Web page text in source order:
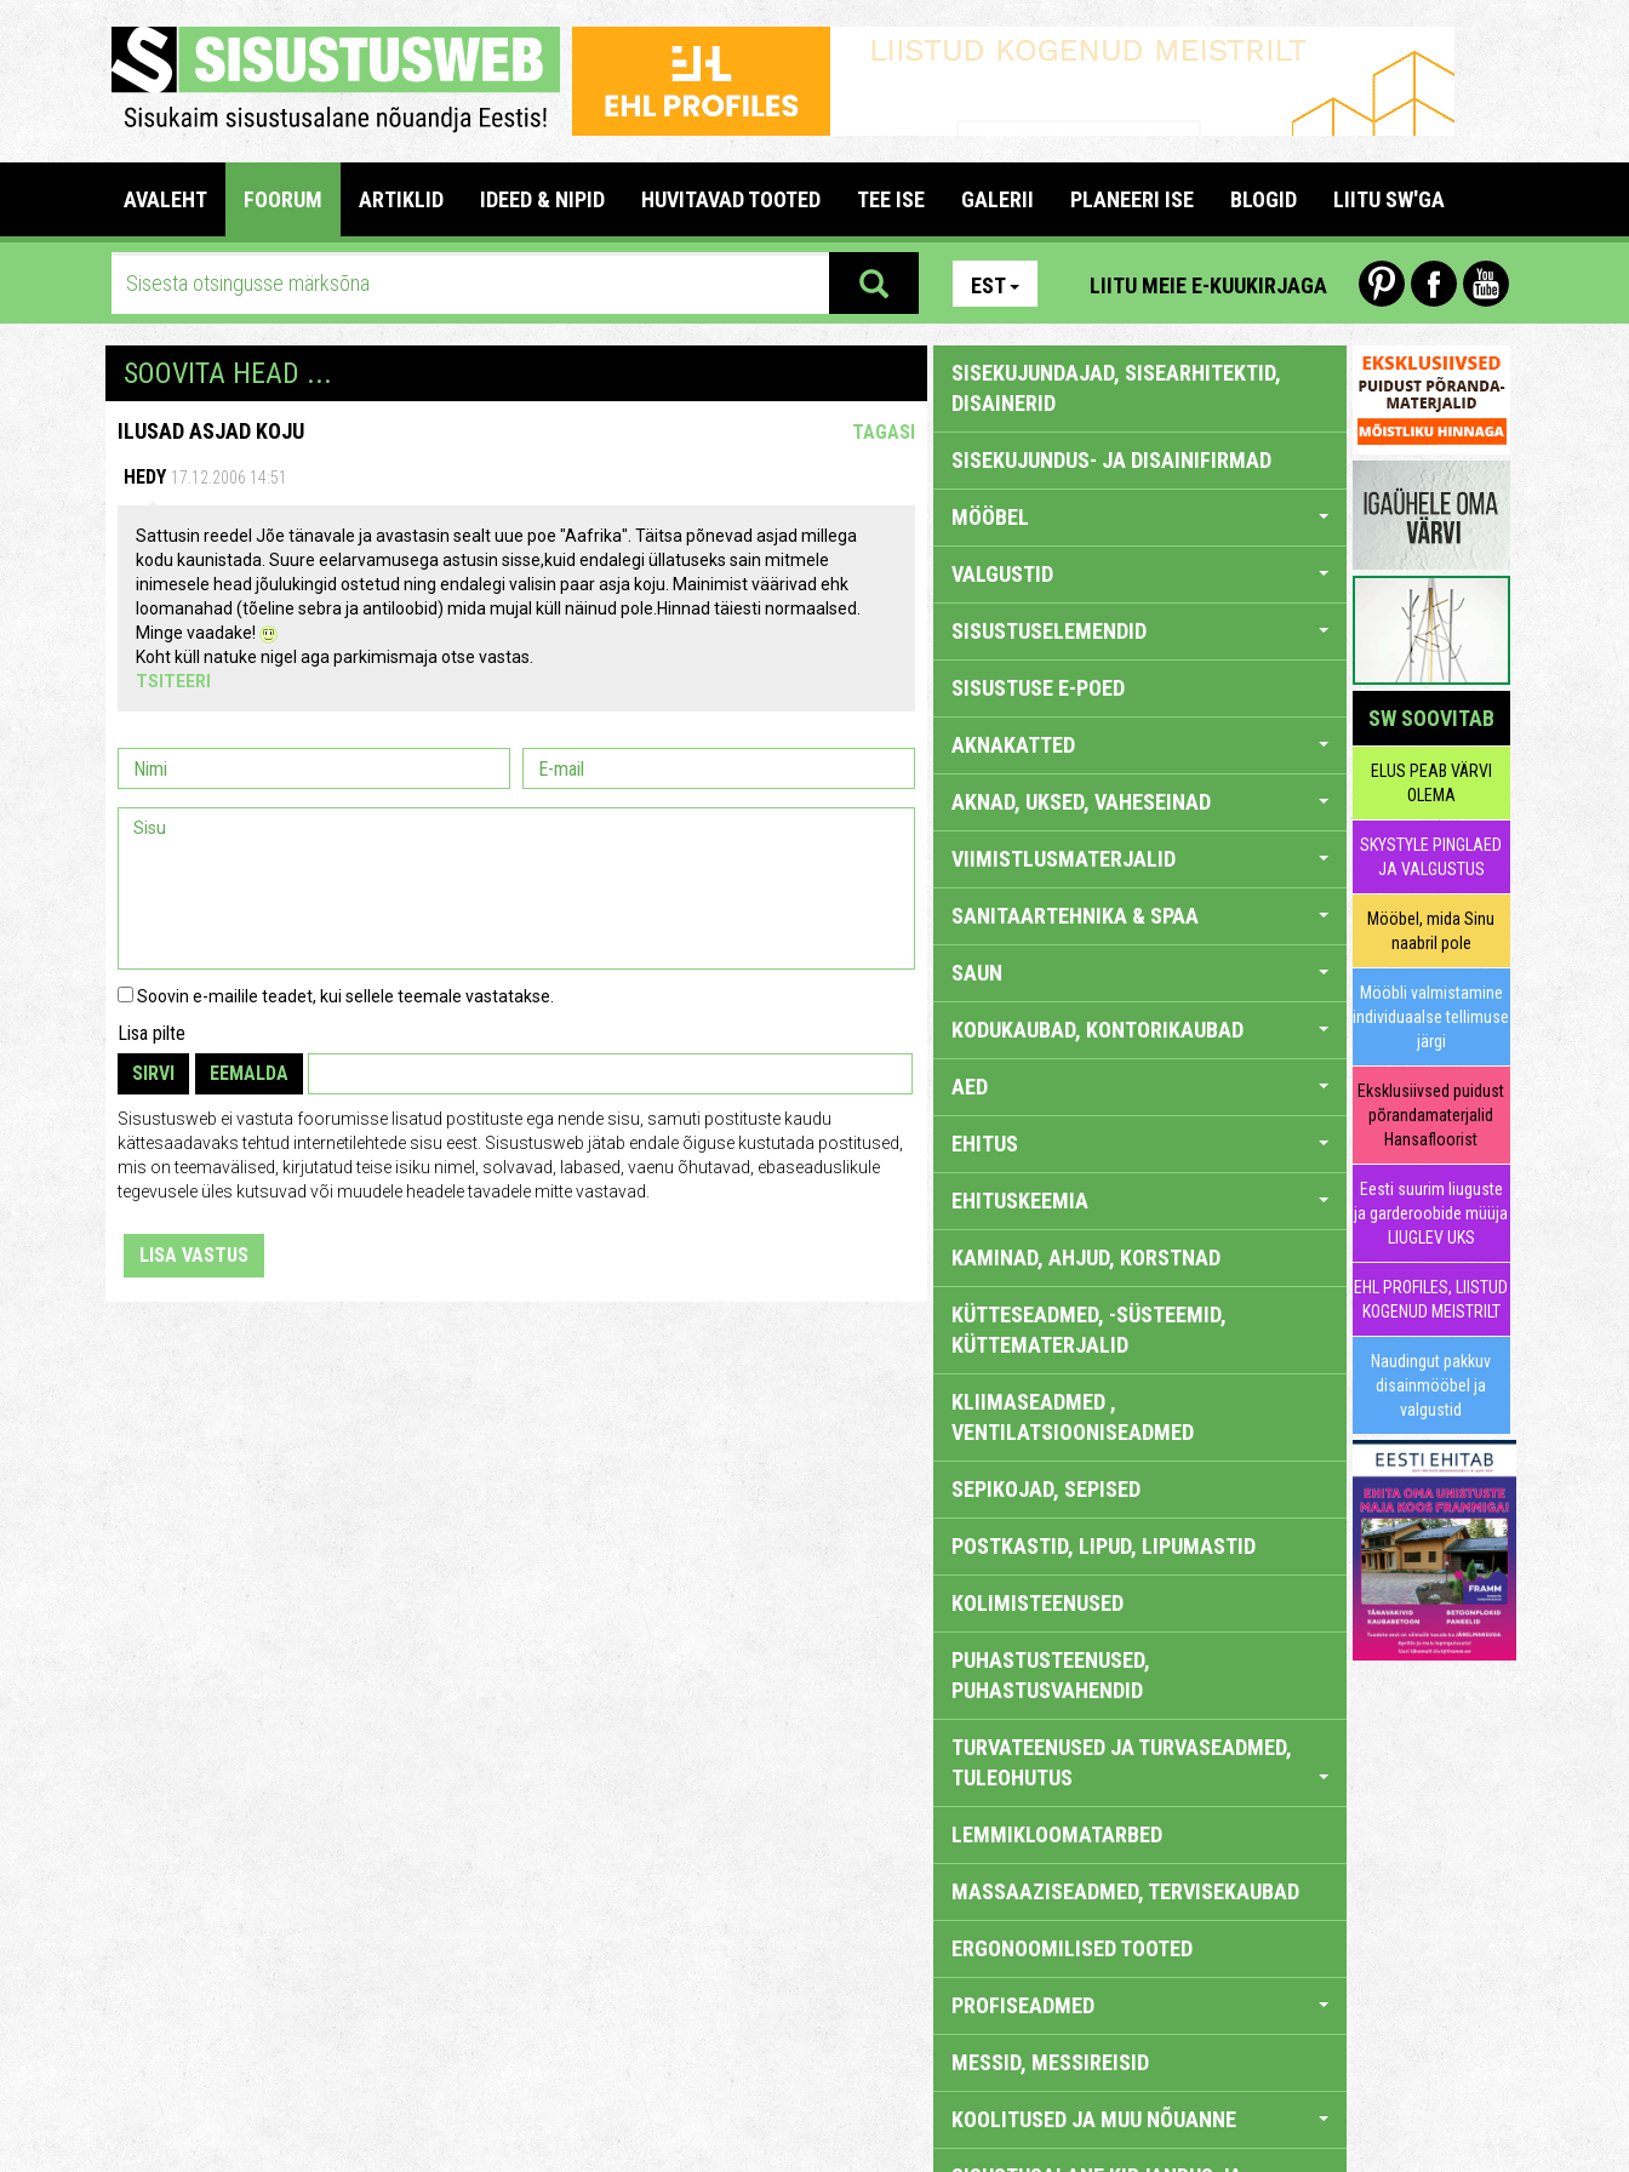
AVALEHT FOORUM ARTIKLID IDEED & NIPID HUVITAVAD TOOTED TEE ISE GALERII PLANEERI ISE BLOGID LIITU SW'GA
EST LIITU MEIE E-KUUKIRJAGA
SOOVITA HEAD ...
ILUSAD ASJAD KOJU
TAGASI
HEDY 17.12.2006 14:51
Sattusin reedel Jõe tänavale ja avastasin sealt uue poe "Aafrika". Täitsa põnevad asjad millega
kodu kaunistada. Suure eelarvamusega astusin sisse,kuid endalegi üllatuseks sain mitmele
inimesele head jõulukingid ostetud ning endalegi valisin paar asja koju. Mainimist väärivad ehk
loomanahad (tõeline sebra ja antiloobid) mida mujal küll näinud pole.Hinnad täiesti normaalsed.
Minge vaadake!
Koht küll natuke nigel aga parkimismaja otse vastas.
TSITEERI
Soovin e-mailile teadet, kui sellele teemale vastatakse.
Lisa pilte
SIRVI
EEMALDA
Sisustusweb ei vastuta foorumisse lisatud postituste ega nende sisu, samuti postituste kaudu
kättesaadavaks tehtud internetilehtede sisu eest. Sisustusweb jätab endale õiguse kustutada postitused,
mis on teemavälised, kirjutatud teise isiku nimel, solvavad, labased, vaenu õhutavad, ebaseaduslikule
tegevusele üles kutsuvad või muudele headele tavadele mitte vastavad.
LISA VASTUS
SISEKUJUNDAJAD, SISEARHITEKTID,
DISAINERID
SISEKUJUNDUS- JA DISAINIFIRMAD
MÖÖBEL
VALGUSTID
SISUSTUSELEMENDID
SISUSTUSE E-POED
AKNAKATTED
AKNAD, UKSED, VAHESEINAD
VIIMISTLUSMATERJALID
SANITAARTEHNIKA & SPAA
SAUN
KODUKAUBAD, KONTORIKAUBAD
AED
EHITUS
EHITUSKEEMIA
KAMINAD, AHJUD, KORSTNAD
KÜTTESEADMED, -SÜSTEEMID,
KÜTTEMATERJALID
KLIIMASEADMED ,
VENTILATSIOONISEADMED
SEPIKOJAD, SEPISED
POSTKASTID, LIPUD, LIPUMASTID
KOLIMISTEENUSED
PUHASTUSTEENUSED,
PUHASTUSVAHENDID
TURVATEENUSED JA TURVASEADMED,
TULEOHUTUS
LEMMIKLOOMATARBED
MASSAAZISEADMED, TERVISEKAUBAD
ERGONOOMILISED TOOTED
PROFISEADMED
MESSID, MESSIREISID
KOOLITUSED JA MUU NÕUANNE
SW SOOVITAB
ELUS PEAB VÄRVI
OLEMA
SKYSTYLE PINGLAED
JA VALGUSTUS
Mööbel, mida Sinu
naabril pole
Mööbli valmistamine
individuaalse tellimuse
järgi
Eksklusiivsed puidust
põrandamaterjalid
Hansafloorist
Eesti suurim liuguste
ja garderoobide müüja
LIUGLEV UKS
EHL PROFILES, LIISTUD
KOGENUD MEISTRILT
Naudingut pakkuv
disainmööbel ja
valgustid